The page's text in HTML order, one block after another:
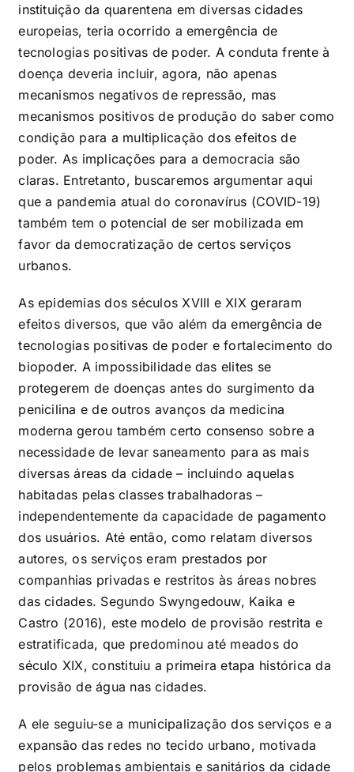
instituição da quarentena em diversas cidades
europeias, teria ocorrido a emergência de
tecnologias positivas de poder. A conduta frente à
doença deveria incluir, agora, não apenas
mecanismos negativos de repressão, mas
mecanismos positivos de produção do saber como
condição para a multiplicação dos efeitos de
poder. As implicações para a democracia são
claras. Entretanto, buscaremos argumentar aqui
que a pandemia atual do coronavírus (COVID-19)
também tem o potencial de ser mobilizada em
favor da democratização de certos serviços
urbanos.
As epidemias dos séculos XVIII e XIX geraram
efeitos diversos, que vão além da emergência de
tecnologias positivas de poder e fortalecimento do
biopoder. A impossibilidade das elites se
protegerem de doenças antes do surgimento da
penicilina e de outros avanços da medicina
moderna gerou também certo consenso sobre a
necessidade de levar saneamento para as mais
diversas áreas da cidade – incluindo aquelas
habitadas pelas classes trabalhadoras –
independentemente da capacidade de pagamento
dos usuários. Até então, como relatam diversos
autores, os serviços eram prestados por
companhias privadas e restritos às áreas nobres
das cidades. Segundo Swyngedouw, Kaika e
Castro (2016), este modelo de provisão restrita e
estratificada, que predominou até meados do
século XIX, constituiu a primeira etapa histórica da
provisão de água nas cidades.
A ele seguiu-se a municipalização dos serviços e a
expansão das redes no tecido urbano, motivada
pelos problemas ambientais e sanitários da cidade